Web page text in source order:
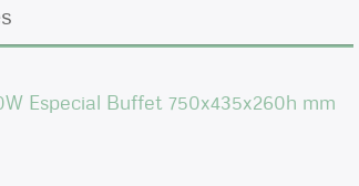
Especial Buffet 750x435x260h mm